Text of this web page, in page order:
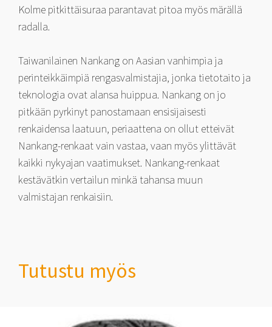
Kolme pitkittäisuraa parantavat pitoa myös märällä
radalla.
Taiwanilainen Nankang on Aasian vanhimpia ja
perinteikkäimpiä rengasvalmistajia, jonka tietotaito ja
teknologia ovat alansa huippua. Nankang on jo
pitkään pyrkinyt panostamaan ensisijaisesti
renkaidensa laatuun, periaattena on ollut etteivät
Nankang-renkaat vain vastaa, vaan myös ylittävät
kaikki nykyajan vaatimukset. Nankang-renkaat
kestävätkin vertailun minkä tahansa muun
valmistajan renkaisiin.
Tutustu myös